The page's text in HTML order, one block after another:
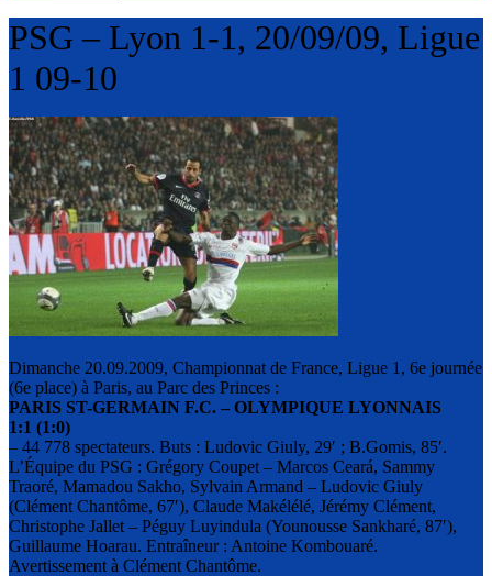
PSG – Lyon 1-1, 20/09/09, Ligue
1 09-10
Dimanche 20.09.2009, Championnat de France, Ligue 1, 6e journée
(6e place) à Paris, au Parc des Princes :
PARIS ST-GERMAIN F.C. – OLYMPIQUE LYONNAIS
1:1 (1:0)
– 44 778 spectateurs. Buts : Ludovic Giuly, 29′ ; B.Gomis, 85′.
L’Équipe du PSG : Grégory Coupet – Marcos Ceará, Sammy
Traoré, Mamadou Sakho, Sylvain Armand – Ludovic Giuly
(Clément Chantôme, 67′), Claude Makélélé, Jérémy Clément,
Christophe Jallet – Péguy Luyindula (Younousse Sankharé, 87′),
Guillaume Hoarau. Entraîneur : Antoine Kombouaré.
Avertissement à Clément Chantôme.